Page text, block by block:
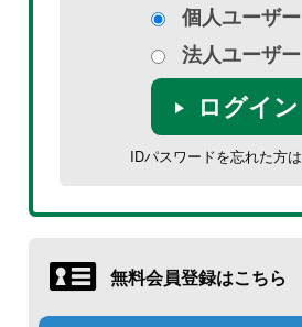
個人ユーザー
法人ユーザー
ログイン
IDパスワードを忘れた方は
無料会員登録はこちら